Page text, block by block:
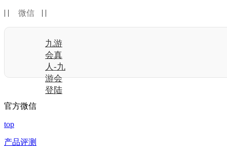
| | 微信 | |
九游
会真
人-九
游会
登陆
官方微信
top
产品评测